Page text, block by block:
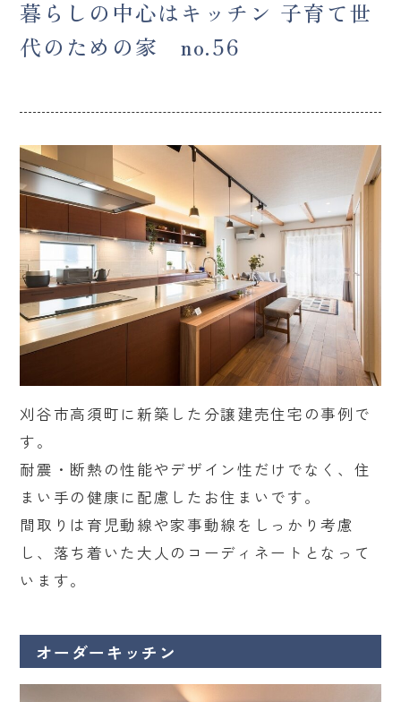
暮らしの中心はキッチン 子育て世
代のための家 no.56
刈谷市高須町に新築した分譲建売住宅の事例で
す。
耐震・断熱の性能やデザイン性だけでなく、住
まい手の健康に配慮したお住まいです。
間取りは育児動線や家事動線をしっかり考慮
し、落ち着いた大人のコーディネートとなって
います。
オーダーキッチン